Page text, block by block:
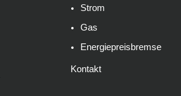
Strom
Gas
Energiepreisbremse
Kontakt